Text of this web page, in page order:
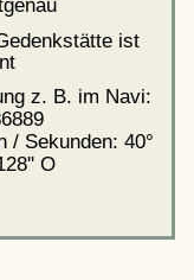
ist
z. B. im Navi:
/ Sekunden: 40°
O